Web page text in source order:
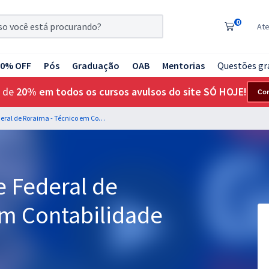
0
OFF Pós Graduação OAB Mentorias Questões
de 20% em todos os cursos avulsos do site SÓ HOJE!
UFRR - Universidade Federal de Roraima - Técnico em Contabilidade (Pré-edital)
Federal de
Contabilidade